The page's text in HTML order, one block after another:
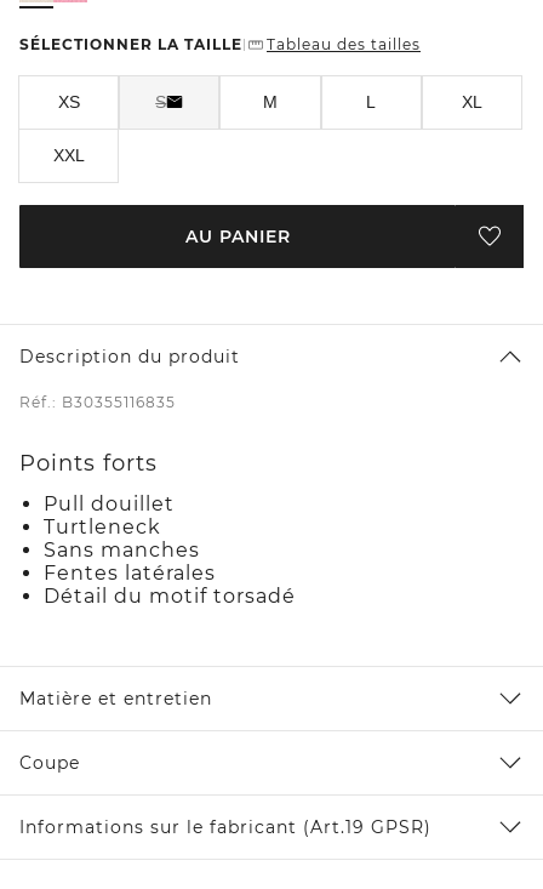
SÉLECTIONNER LA TAILLE Tableau des tailles
XS S M L XL
XXL
AU PANIER
Description du produit
Réf.: B30355116835
Points forts
Pull douillet
Turtleneck
Sans manches
Fentes latérales
Détail du motif torsadé
Matière et entretien
Coupe
Informations sur le fabricant (Art.19 GPSR)